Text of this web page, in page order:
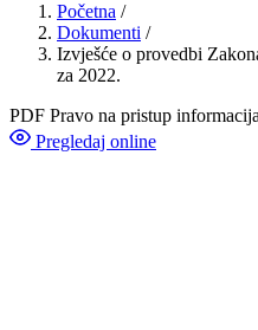
Početna /
Dokumenti /
Izvješće o provedbi
za 2022.
PDF Pravo na pristup
Pregledaj online